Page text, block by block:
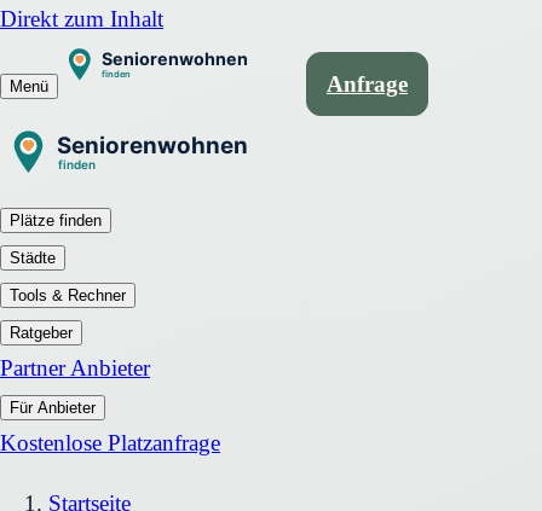
Direkt zum Inhalt
Menü Anfrage
Plätze finden
Städte
Tools & Rechner
Ratgeber
Partner Anbieter
Für Anbieter
Kostenlose Platzanfrage
Startseite